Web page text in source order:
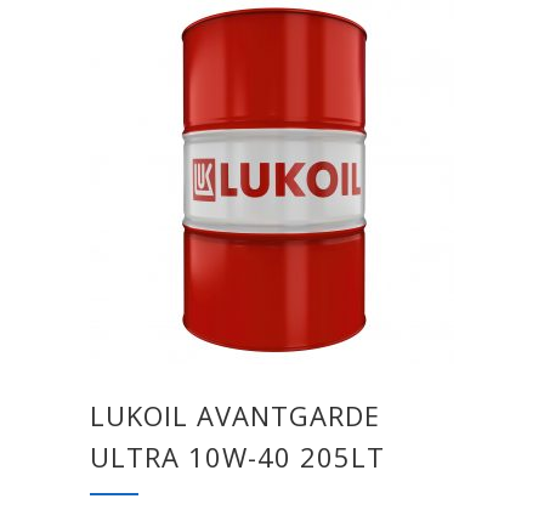
LUKOIL AVANTGARDE
ULTRA 10W-40 205LT